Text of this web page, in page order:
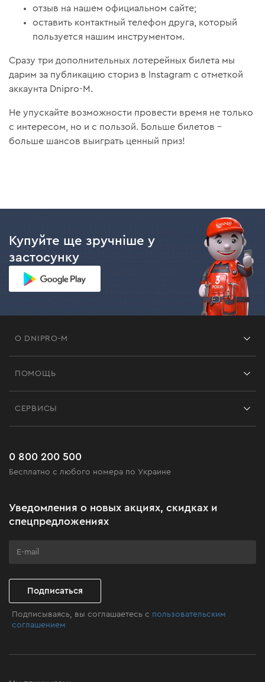
отзыв на нашем официальном сайте;
оставить контактный телефон друга, который
пользуется нашим инструментом.
Сразу три дополнительных лотерейных билета мы
дарим за публикацию сториз в Instagram с отметкой
аккаунта Dnipro-M.
Не упускайте возможности провести время не только
с интересом, но и с пользой. Больше билетов –
больше шансов выиграть ценный приз!
Купуйте ще зручніше у
застосунку
О DNIPRO-M
Черная пятница
Клуб мастерства
ПОМОЩЬ
Часто задаваемые вопросы
СЕРВИСЫ
0 800 200 500
Бесплатно с любого номера по Украине
Уведомления о новых акциях, скидках и
спецпредложениях
Подписаться
Подписываясь, вы соглашаетесь с пользовательским
соглашением